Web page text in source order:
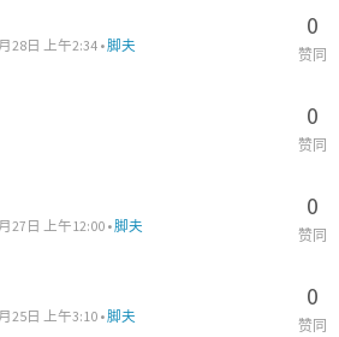
28日 上午2:34 •脚夫
0
赞同
0
赞同
27日 上午12:00•脚夫
0
赞同
25日 上午3:10 •脚夫
0
赞同